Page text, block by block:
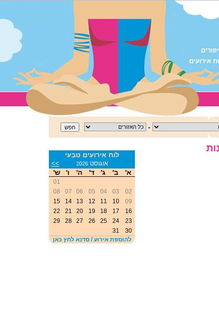
אירועים
-
לוח אירועים טבעי
אוגוסט2026
>>
א' ב' ג' ד' ה' ו' ש'
01
02
03
04
05
06
07
08
09
10
11
12
13
14
15
16
17
18
19
20
21
22
23
24
25
26
27
28
29
30
31
להוספת אירוע / סדנא לחץ כאן